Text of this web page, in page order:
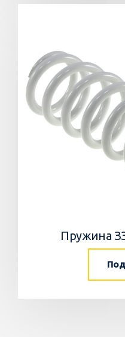
Пружина